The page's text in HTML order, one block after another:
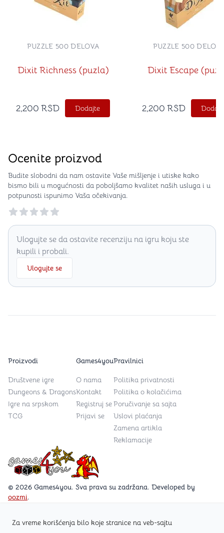
Za vreme korišćenja bilo koje stranice na veb-sajtu
Dixit Richness (puzla)
PUZZLE 500 DELOVA
2,200 RSD Dodajte
Dixit Escape
PUZZLE 500
2,200 RSD
Ocenite proizvod
Budite slobodni da nam ostavite Vaše mišljenje i utiske kako
bismo bili u mogućnosti da poboljšamo kvalitet naših usluga i u
potpunosti ispunimo Vaša očekivanja.
Reviews
Ulogujte se da ostavite recenziju na igru koju ste
kupili i probali.
Ulogujte se
Games4you logo
© 2026 Games4you. Sva prava su zadržana. Developed by
oozmi.
Proizvodi
Društvene igre
Dungeons & Dragons
Igre na srpskom
TCG
Games4you
O nama
Kontakt
Registruj se
Prijavi se
Pravilnici
Politika privatnosti
Politika o kolačićima
Poručivanje sa sajta
Uslovi plaćanja
Zamena artikla
Reklamacije